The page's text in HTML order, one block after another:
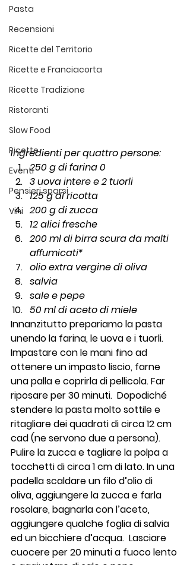
Pasta
Recensioni
Ricette del Territorio
Ricette e Franciacorta
Ricette Tradizione
Ristoranti
Slow Food
Ricette
Eventi
Pensieri sparsi
Vini
Ingredienti per quattro persone:
250 g di farina 0
3 uova intere e 2 tuorli
125 g di ricotta
200 g di zucca
12 alici fresche
200 ml di birra scura da malti
affumicati*
olio extra vergine di oliva
salvia
sale e pepe
50 ml di aceto di miele
Innanzitutto prepariamo la pasta
unendo la farina, le uova e i tuorli.
Impastare con le mani fino ad
ottenere un impasto liscio, farne
una palla e coprirla di pellicola. Far
riposare per 30 minuti.  Dopodiché
stendere la pasta molto sottile e
ritagliare dei quadrati di circa 12 cm
cad (ne servono due a persona).
Pulire la zucca e tagliare la polpa a
tocchetti di circa 1 cm di lato. In una
padella scaldare un filo d’olio di
oliva, aggiungere la zucca e farla
rosolare, bagnarla con l’aceto,
aggiungere qualche foglia di salvia
ed un bicchiere d’acqua.  Lasciare
cuocere per 20 minuti a fuoco lento